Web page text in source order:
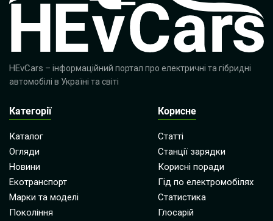
HEvCars – інформаційний портал про електричні та гібридні
автомобілі в Україні та світі
Категорії
Каталог
Огляди
Новини
Екотранспорт
Марки та моделі
Покоління
Корисне
Статті
Станції зарядки
Корисні поради
Гід по електромобілях
Статистика
Глосарій